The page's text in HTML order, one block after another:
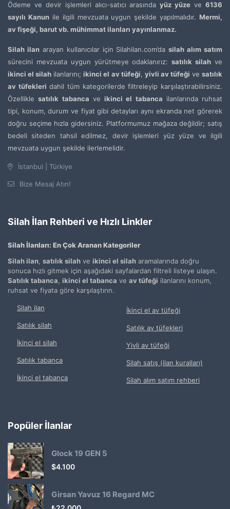
Ödeme ve devir işlemleri alıcı-satıcı arasındayüz yüze ve6136
sayılı Kanunile ilgili mevzuata uygun şekilde yapılmalıdır. Mermi,
av fişeği, barut vb. mühimmat ilanları yayınlanmaz.
Silah ilanarayan kullanıcılar için Silahilan.com’dasilah alım satım
sürecini mevzuata uygun yürütmeye odaklanırız:satılık silah ve
ikinci el silah ilanlarını;ikinci el av tüfeği, yivli av tüfeği vesatılık
av tüfekleri dahil tüm kategorilerde filtreleyip karşılaştırabilirsiniz.
Özelliklesatılık tabanca ve ikinci el tabanca ilanlarında ruhsat
tipi, konum, durum ve fiyat gibi detayları aynı ekranda net görerek
doğru seçime hızla gidersiniz. Platformumuz mağaza değildir; satış
bedeli siteden tahsil edilmez, devir işlemleri yüz yüze ve ilgili
mevzuata uygun şekilde ilerlemelidir.
İstanbul | Türkiye
Bize Mesaj Atın!
Silah İlan Rehberi ve Hızlı Linkler
Silah İlanları: En Çok Aranan Kategoriler
Silah ilan, satılık silah ve ikinci el silah aramalarında doğru
sonuca hızlı gitmek için aşağıdaki sayfalardan filtreli listeye ulaşın.
Satılık tabanca, ikinci el tabanca ve av tüfeği ilanlarını konum,
ruhsat ve fiyata göre karşılaştırın.
Silah ilan
Satılık silah
İkinci el silah
Satılık tabanca
İkinci el tabanca
İkinci el av tüfeği
Satılık av tüfekleri
Yivli av tüfeği
Silah satış (ilan kuralları)
Silah alım satım rehberi
Popüler İlanlar
Glock 19 GEN 5
$4.100
Girsan Yavuz 16 Regard MC